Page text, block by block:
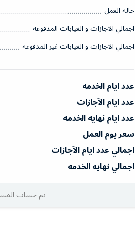
حاله العمل
اجمالي الاجازات و الغيابات المدفوعه
اجمالي الاجازات و الغيابات غير المدفوعه
عدد ايام الخدمه
عدد ايام الآجازات
عدد ايام نهايه الخدمه
سعر يوم العمل
اجمالي عدد ايام الآجازات
اجمالي نهايه الخدمه
تم حساب